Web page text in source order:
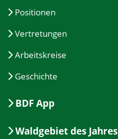
Positionen
Vertretungen
Arbeitskreise
Geschichte
BDF App
Waldgebiet des Jahres